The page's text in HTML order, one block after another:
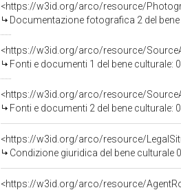
<https://w3id.org/arco/resource/
Documentazione fotografica 2 del
<https://w3id.org/arco/resource/
Fonti e documenti 1 del bene culturale:
<https://w3id.org/arco/resource/
Fonti e documenti 2 del bene culturale:
<https://w3id.org/arco/resource/
Condizione giuridica del bene
<https://w3id.org/arco/resource/